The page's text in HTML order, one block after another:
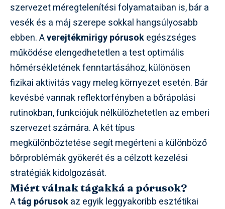
szervezet méregtelenítési folyamataiban is, bár a
vesék és a máj szerepe sokkal hangsúlyosabb
ebben. Averejtékmirigy pórusokegészséges
működése elengedhetetlen a test optimális
hőmérsékletének fenntartásához, különösen
fizikai aktivitás vagy meleg környezet esetén. Bár
kevésbé vannak reflektorfényben a bőrápolási
rutinokban, funkciójuk nélkülözhetetlen az emberi
szervezet számára. A két típus
megkülönböztetése segít megérteni a különböző
bőrproblémák gyökerét és a célzott kezelési
stratégiák kidolgozását.
Miért válnak tágakká a pórusok?
Atág pórusokaz egyik leggyakoribb esztétikai